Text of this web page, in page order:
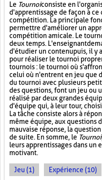
Le Tournoiconsiste en
d'apprentissage de façon à
compétition. La principale
permettre d'améliorer un
compétition amicale. Le
deux temps. L'enseignant
d'étudier un contenu puis, il y
pour réaliser le tournoi
tournois : le tournoi où
celui où n'entrent en jeu que
du tournoi avec plusieurs
des questions, font un jeu ou
réalisé par deux grandes
d'équipe qui, à leur tour,
La tâche consiste alors à
même équipe, aux questions
mauvaise réponse, la
de suite. En somme, le Tournoi
leurs apprentissages dans
motivant.
Jeu (1) Expérience (10)